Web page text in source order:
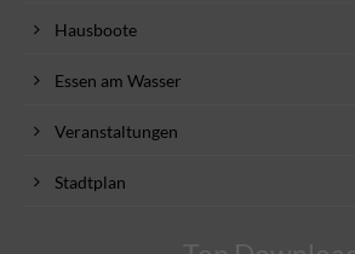
Hausboote
Essen am Wasser
Veranstaltungen
Stadtplan